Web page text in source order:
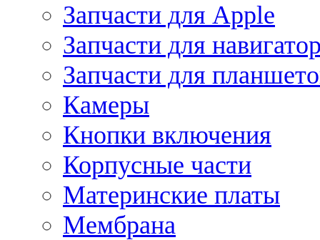
Запчасти для Apple
Запчасти для
Запчасти для
Камеры
Кнопки включения
Корпусные части
Материнские платы
Мембрана